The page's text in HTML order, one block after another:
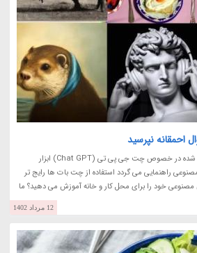
احمقانه نپرسید
پس از تمام هیجانات اولیه ایجاد شده در خصوص چت جی پی تی (Chat GPT) ابزار
راهنمایی می گردد استفاده از چت بات ها رایج تر
خود را برای محل کار و خانه آموزش می دهید؟ ما
12 مرداد 1402